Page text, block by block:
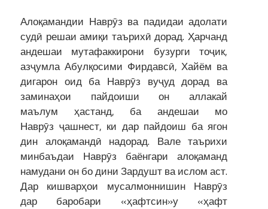
Алоқамандии Наврӯз ва падидаи адолати
судӣ решаи амиқи таърихӣ дорад. Ҳарчанд
андешаи мутафаккирони бузурги тоҷик,
азҷумла Абулқосими Фирдавсӣ, Хайём ва
дигарон оид ба Наврӯз вуҷуд дорад ва
заминаҳои пайдоиши он аллакай
маълум ҳастанд, ба андешаи мо
Наврӯз ҷашнест, ки дар пайдоиш ба ягон
дин алоқамандӣ надорад. Вале таърихи
минбаъдаи Наврӯз баёнгари алоқаманд
намудани он бо дини Зардушт ва ислом аст.
Дар кишварҳои мусалмоннишин Наврӯз
дар баробари «ҳафтсин»у «ҳафт